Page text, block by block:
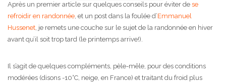
Après un premier article sur quelques conseils pour éviter de se
refroidir en randonnée, et un post dans la foulée d’Emmanuel
Hussenet, je remets une couche sur le sujet de la randonnée en hiver
avant qu’il soit trop tard (le printemps arrive!).
Il s’agit de quelques compléments, pèle-mêle, pour des conditions
modérées (disons -10°C, neige, en France) et traitant du froid plus